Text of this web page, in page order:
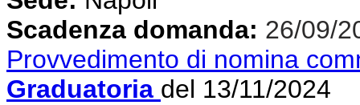
Scadenza domanda: 26/09/
Provvedimento di nomina
Graduatoria del 13/11/2024